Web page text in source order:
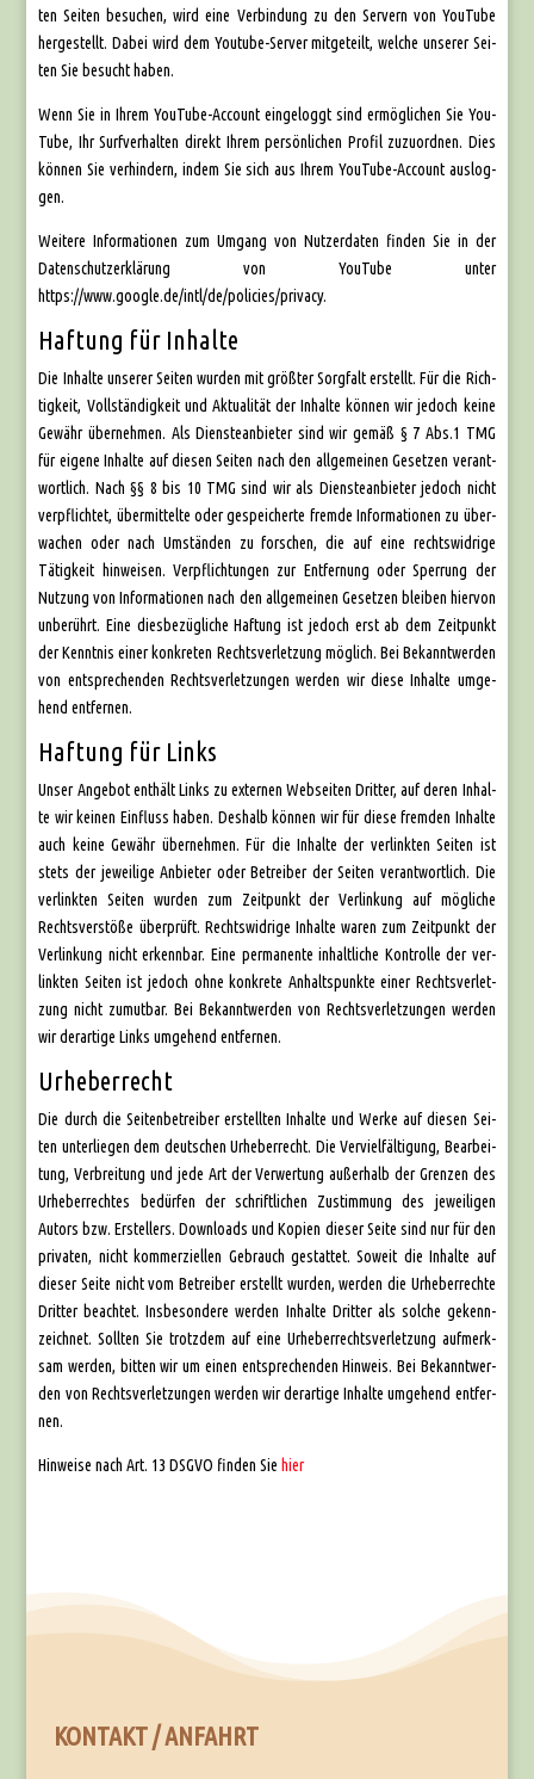
ten Sei­ten besu­chen, wird eine Ver­bin­dung zu den Ser­vern von You­Tube
her­ge­stellt. Dabei wird dem You­tube-Ser­ver mit­ge­teilt, wel­che unse­rer Sei­
ten Sie besucht haben.
Wenn Sie in Ihrem You­Tube-Account ein­ge­loggt sind ermög­li­chen Sie You­
Tube, Ihr Surf­ver­hal­ten direkt Ihrem per­sön­li­chen Pro­fil zuzu­ord­nen. Dies
kön­nen Sie ver­hin­dern, indem Sie sich aus Ihrem You­Tube-Account aus­log­
gen.
Wei­te­re Infor­ma­tio­nen zum Umgang von Nut­zer­da­ten fin­den Sie in der
Daten­schutz­er­klä­rung von You­Tube unter
https://www.google.de/intl/de/policies/privacy.
Haftung für Inhalte
Die Inhal­te unse­rer Sei­ten wur­den mit größ­ter Sorg­falt erstellt. Für die Rich­
tig­keit, Voll­stän­dig­keit und Aktua­li­tät der Inhal­te kön­nen wir jedoch kei­ne
Gewähr über­neh­men. Als Diens­te­an­bie­ter sind wir gemäß § 7 Abs.1 TMG
für eige­ne Inhal­te auf die­sen Sei­ten nach den all­ge­mei­nen Geset­zen ver­ant­
wort­lich. Nach §§ 8 bis 10 TMG sind wir als Diens­te­an­bie­ter jedoch nicht
ver­pflich­tet, über­mit­tel­te oder gespei­cher­te frem­de Infor­ma­tio­nen zu über­
wa­chen oder nach Umstän­den zu for­schen, die auf eine rechts­wid­ri­ge
Tätig­keit hin­wei­sen. Ver­pflich­tun­gen zur Ent­fer­nung oder Sper­rung der
Nut­zung von Infor­ma­tio­nen nach den all­ge­mei­nen Geset­zen blei­ben hier­von
unbe­rührt. Eine dies­be­züg­li­che Haf­tung ist jedoch erst ab dem Zeit­punkt
der Kennt­nis einer kon­kre­ten Rechts­ver­let­zung mög­lich. Bei Bekannt­wer­den
von ent­spre­chen­den Rechts­ver­let­zun­gen wer­den wir die­se Inhal­te umge­
hend ent­fer­nen.
Haftung für Links
Unser Ange­bot ent­hält Links zu exter­nen Web­sei­ten Drit­ter, auf deren Inhal­
te wir kei­nen Ein­fluss haben. Des­halb kön­nen wir für die­se frem­den Inhal­te
auch kei­ne Gewähr über­neh­men. Für die Inhal­te der ver­link­ten Sei­ten ist
stets der jewei­li­ge Anbie­ter oder Betrei­ber der Sei­ten ver­ant­wort­lich. Die
ver­link­ten Sei­ten wur­den zum Zeit­punkt der Ver­lin­kung auf mög­li­che
Rechts­ver­stö­ße über­prüft. Rechts­wid­ri­ge Inhal­te waren zum Zeit­punkt der
Ver­lin­kung nicht erkenn­bar. Eine per­ma­nen­te inhalt­li­che Kon­trol­le der ver­
link­ten Sei­ten ist jedoch ohne kon­kre­te Anhalts­punk­te einer Rechts­ver­let­
zung nicht zumut­bar. Bei Bekannt­wer­den von Rechts­ver­let­zun­gen wer­den
wir der­ar­ti­ge Links umge­hend ent­fer­nen.
Urheberrecht
Die durch die Sei­ten­be­trei­ber erstell­ten Inhal­te und Wer­ke auf die­sen Sei­
ten unter­lie­gen dem deut­schen Urhe­ber­recht. Die Ver­viel­fäl­ti­gung, Bear­bei­
tung, Ver­brei­tung und jede Art der Ver­wer­tung außer­halb der Gren­zen des
Urhe­ber­rech­tes bedür­fen der schrift­li­chen Zustim­mung des jewei­li­gen
Autors bzw. Erstel­lers. Down­loads und Kopien die­ser Sei­te sind nur für den
pri­va­ten, nicht kom­mer­zi­el­len Gebrauch gestat­tet. Soweit die Inhal­te auf
die­ser Sei­te nicht vom Betrei­ber erstellt wur­den, wer­den die Urhe­ber­rech­te
Drit­ter beach­tet. Ins­be­son­de­re wer­den Inhal­te Drit­ter als sol­che gekenn­
zeich­net. Soll­ten Sie trotz­dem auf eine Urhe­ber­rechts­ver­let­zung auf­merk­
sam wer­den, bit­ten wir um einen ent­spre­chen­den Hin­weis. Bei Bekannt­wer­
den von Rechts­ver­let­zun­gen wer­den wir der­ar­ti­ge Inhal­te umge­hend ent­fer­
nen.
Hin­wei­se nach Art. 13 DSGVO fin­den Sie hier
KONTAKT / ANFAHRT